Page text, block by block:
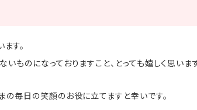
す。
ものになっておりますこと、とっても嬉しく思います
の毎日の笑顔のお役に立てますと幸いです。